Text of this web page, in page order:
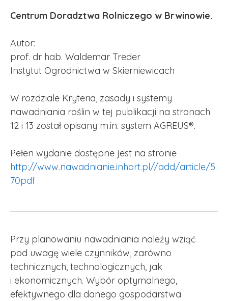
Centrum Doradztwa Rolniczego w Brwinowie.
Autor:
prof. dr hab. Waldemar Treder
Instytut Ogrodnictwa w Skierniewicach
W rozdziale Kryteria, zasady i systemy
nawadniania roślin w tej publikacji na stronach
12 i 13 został opisany m.in. system AGREUS®.
Pełen wydanie dostępne jest na stronie
http://www.nawadnianie.inhort.pl//add/article/5
70pdf
Przy planowaniu nawadniania należy wziąć
pod uwagę wiele czynników, zarówno
technicznych, technologicznych, jak
i ekonomicznych. Wybór optymalnego,
efektywnego dla danego gospodarstwa